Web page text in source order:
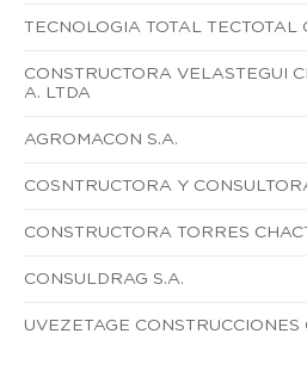
TECNOLOGIA TOTAL TECTOTAL
CONSTRUCTORA VELASTEGUI
A. LTDA
AGROMACON S.A.
COSNTRUCTORA Y
CONSTRUCTORA TORRES
CONSULDRAG S.A.
UVEZETAGE CONSTRUCCIONES